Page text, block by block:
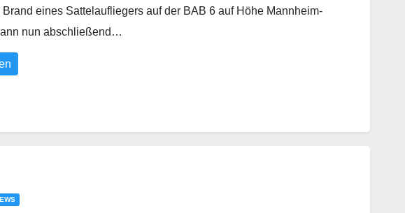
Brand eines Sattelaufliegers auf der BAB 6 auf Höhe Mannheim-
nun abschließend…